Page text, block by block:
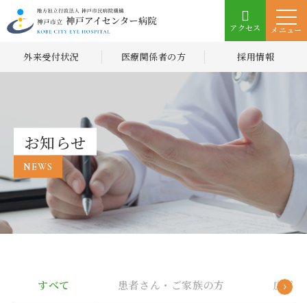
アクセス メニュー
外来受付状況 医療関係者の方 採用情報
お知らせ
NEWS
すべて 患者さん・ご家族の方 広報誌